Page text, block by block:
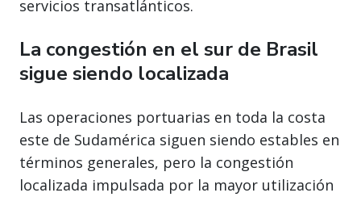
servicios transatlánticos.
La congestión en el sur de Brasil
sigue siendo localizada
Las operaciones portuarias en toda la costa
este de Sudamérica siguen siendo estables en
términos generales, pero la congestión
localizada impulsada por la mayor utilización